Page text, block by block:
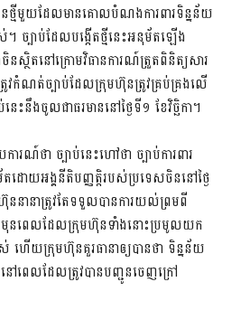
ថ្មីមួយដែលមានគោលបំណងការពារទិន្នន័យ
។ ច្បាប់ដែលបង្កើតថ្មីនេះអនុម័តឡើង
នស្ថិតនៅក្រោមវិធានការណ៍ត្រួតពិនិត្យសារ
រូវកំណត់ច្បាប់ដែលក្រុមហ៊ុនត្រូវគ្រប់គ្រងលើ
េះនឹងចូលជាធរមាននៅថ្ងៃទី១ ខែវិច្ឆិកា។
ការណ៍ថា ច្បាប់នេះហៅថា ច្បាប់ការពារ
តដោយអង្គនីតិបញ្ញត្តិរបស់ប្រទេសចិននៅថ្ងៃ
នានាត្រូវតែទទួលបានការយល់ព្រមពី
នពេលដែលក្រុមហ៊ុនទាំងនោះប្រមូលយក
ស់ ហើយក្រុមហ៊ុនគួរធានាឲ្យបានថា ទិន្នន័យ
នៅពេលដែលត្រូវបានបញ្ជូនចេញក្រៅ